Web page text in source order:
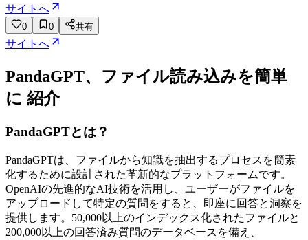
サイトへ
0 0 共有
サイトへ
PandaGPT、ファイル読み込みを簡単
に 紹介
PandaGPTとは？
PandaGPTは、ファイルから知識を抽出するプロセスを簡素
化するために設計された革新的なプラットフォームです。
OpenAIの先進的なAI技術を活用し、ユーザーがファイルを
アップロードして特定の質問をすると、即座に回答と洞察を
提供します。50,000以上のインデックス化されたファイルと
200,000以上の回答済み質問のデータベースを備え、